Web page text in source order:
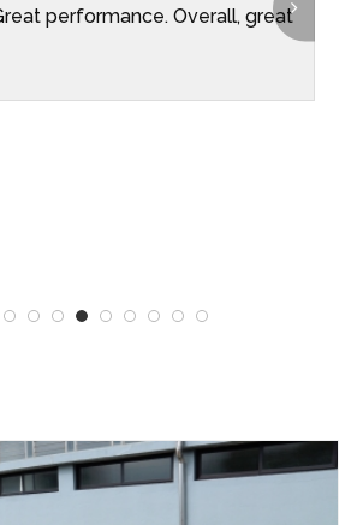
performance. Overall, great